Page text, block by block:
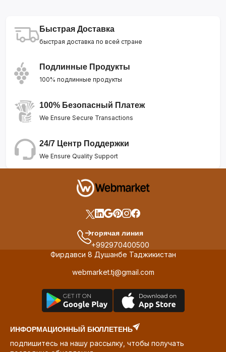
Быстрая Доставка
быстрая доставка по всей стране
Подлинные Продукты
100% подлинные продукты
100% Безопасный Платеж
We Ensure Secure Transactions
24/7 Центр Поддержки
We Ensure Quality Support
горячая линия
+992970400500
Фирдавси 8 Душанбе Таджикистан
webmarket.tj@gmail.com
ИНФОРМАЦИОННЫЙ БЮЛЛЕТЕНЬ
подпишитесь на нашу рассылку, чтобы получать